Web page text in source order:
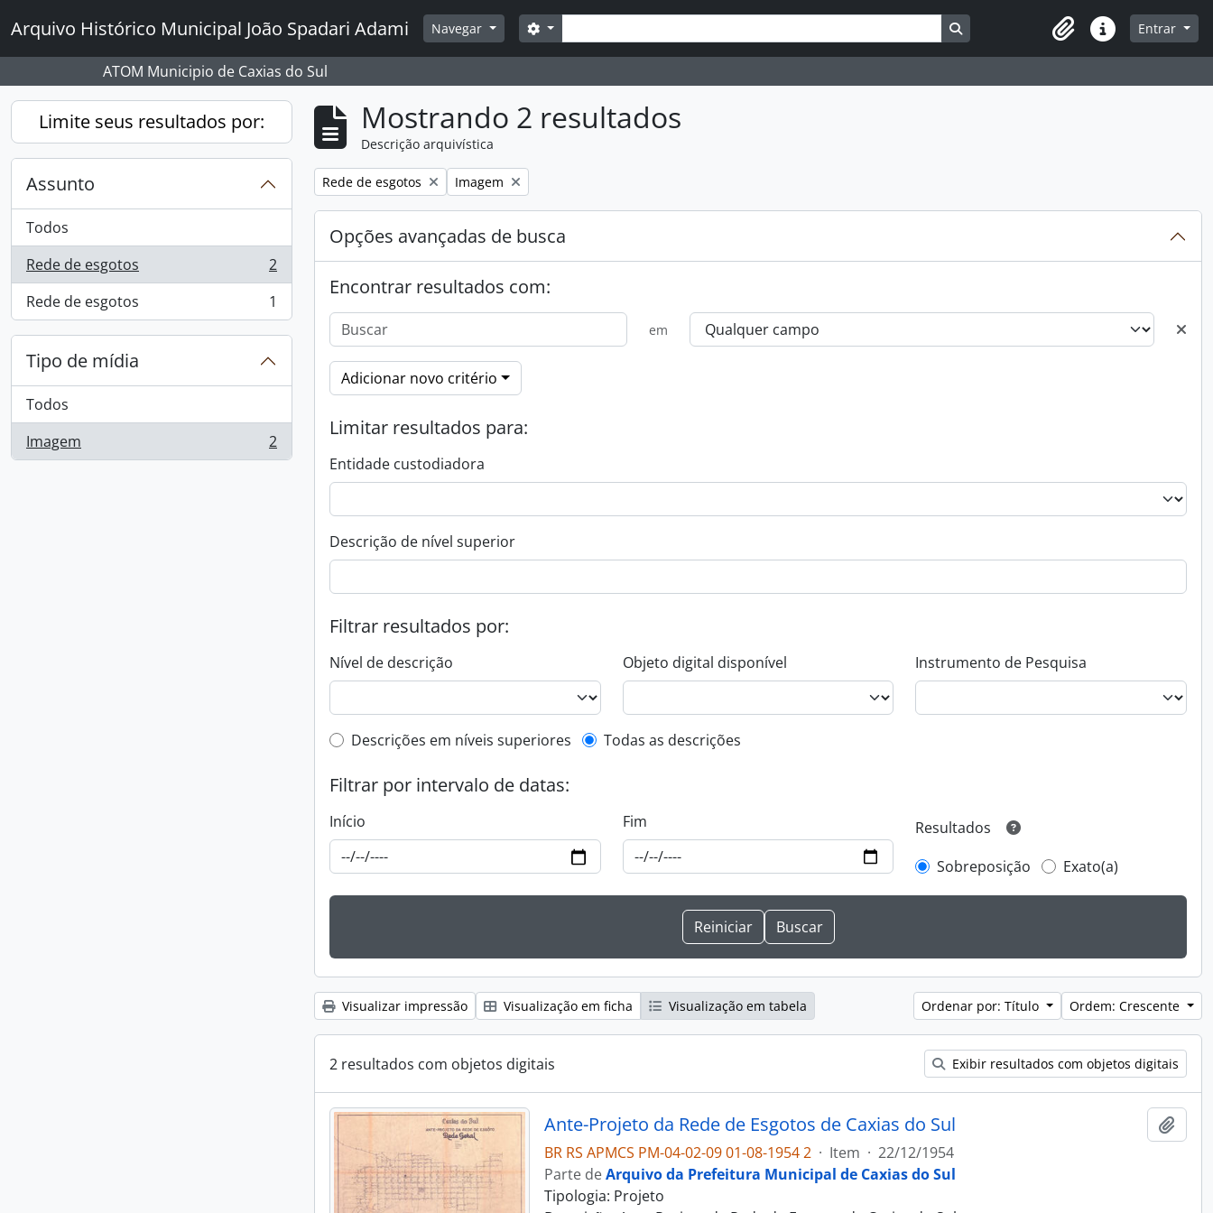
Arquivo Histórico Municipal João Spadari Adami Navegar Buscar
Opções de busca Busque na página de navegação
Atalhos Entrar
ATOM Municipio de Caxias do Sul
Limite seus resultados por:
Assunto
Todos
Rede de esgotos
, 2 resultados
2
Rede de esgotos
, 1 resultados 1
Tipo de mídia
Todos
Imagem
, 2 resultados 2
Mostrando 2 resultados
Descrição arquivística
Remover filtro:
Rede de esgotos Remover filtro:
Imagem
Opções avançadas de busca
Encontrar resultados com:
em
Adicionar novo critério
Limitar resultados para:
Entidade custodiadora
Descrição de nível superior
Filtrar resultados por:
Nível de descrição Objeto digital disponível Instrumento de Pesquisa
Filtro de descrição de nível superior
Descrições em níveis superiores Todas as descrições
Filtrar por intervalo de datas:
Início Fim
Resultados
Sobreposição
Exato(a)
Visualizar impressão Visualização em ficha Visualização em tabela Ordenar por: Título Ordem: Crescente
2 resultados com objetos digitais Exibir resultados com objetos digitais
Ante-Projeto da Rede de Esgotos de Caxias do Sul
BR RS APMCS PM-04-02-09 01-08-1954 2 · Item · 22/12/1954
Parte deArquivo da Prefeitura Municipal de Caxias do Sul
Tipologia: Projeto